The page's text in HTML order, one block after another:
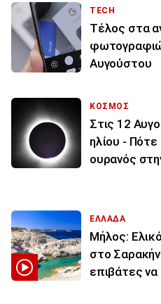
TECH
Τέλος στα
Αυγούστου
ΚΟΣΜΟΣ
Στις 12
ηλίου - Πότε
ουρανός
ΕΛΛΑΔΑ
Μήλος:
στο
επιβάτες